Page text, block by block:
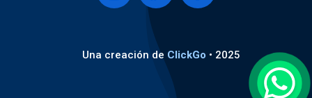
Una creación de ClickGo • 2025